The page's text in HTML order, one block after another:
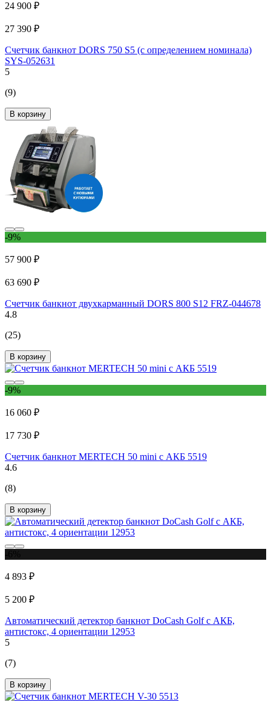
24 900 ₽
27 390 ₽
Счетчик банкнот DORS 750 S5 (с определением номинала)
SYS-052631
5
(9)
В корзину
-9%
57 900 ₽
63 690 ₽
Счетчик банкнот двухкарманный DORS 800 S12 FRZ-044678
4.8
(25)
В корзину
-9%
16 060 ₽
17 730 ₽
Счетчик банкнот MERTECH 50 mini c АКБ 5519
4.6
(8)
В корзину
4 893 ₽
5 200 ₽
Автоматический детектор банкнот DoCash Golf с АКБ,
антистокс, 4 ориентации 12953
5
(7)
В корзину